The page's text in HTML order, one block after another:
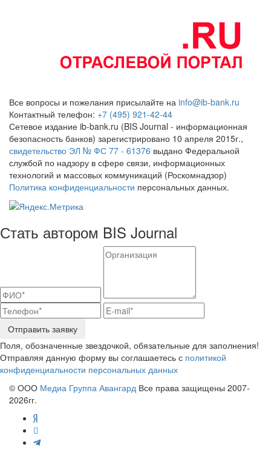
Все вопросы и пожелания присылайте на info@ib-bank.ru
Контактный телефон: +7 (495) 921-42-44
Сетевое издание ib-bank.ru (BIS Journal - информационная
безопасность банков) зарегистрировано 10 апреля 2015г.,
свидетельство ЭЛ № ФС 77 - 61376 выдано Федеральной
службой по надзору в сфере связи, информационных
технологий и массовых коммуникаций (Роскомнадзор)
Политика конфиденциальности персональных данных.
Стать автором BIS Journal
Отправить заявку
Поля, обозначенные звездочкой, обязательные для заполнения!
Отправляя данную форму вы соглашаетесь с политикой
конфиденциальности персональных данных
© ООО Медиа Группа Авангард Все права защищены 2007-
2026гг.